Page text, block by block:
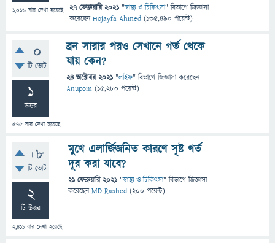
1,016 বার দেখা হয়েছে 27 ফেব্রুয়ারি 2021 "স্বাস্থ্য ও চিকিৎসা" বিভাগে জিজ্ঞাসা
করেছেনHojayfa Ahmed (135,490 পয়েন্ট)
0
টি ভোট
1
উত্তর
575 বার দেখা হয়েছে
ব্রন সারার পরও সেখানে গর্ত থেকে
যায় কেন?
24 অক্টোবর 2021 "লাইফ" বিভাগে জিজ্ঞাসাকরেছেন
Anupom (15,280 পয়েন্ট)
+8
টি ভোট
2
টি উত্তর
2,411 বার দেখা হয়েছে
মুখে এলার্জিজনিত কারণে সৃষ্ট গর্ত
দূর করা যাবে?
21 ফেব্রুয়ারি 2021 "স্বাস্থ্য ও চিকিৎসা" বিভাগে জিজ্ঞাসা
করেছেনMD Rashed (200 পয়েন্ট)